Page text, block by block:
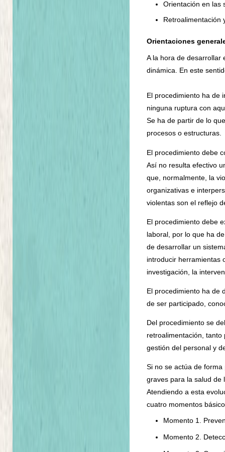
Orientación en las
Retroalimentación
Orientaciones
A la hora de desarrollar
dinámica. En este
El procedimiento ha de
ninguna ruptura con
Se ha de partir de lo
procesos o estructuras.
El procedimiento debe
Así no resulta efectivo
que, normalmente, la
organizativas e
violentas son el reflejo
El procedimiento debe
laboral, por lo que ha
de desarrollar un
introducir herramientas
investigación, la
El procedimiento ha de
de ser participado,
Del procedimiento se
retroalimentación,
gestión del personal y
Si no se actúa de
graves para la salud de
Atendiendo a esta
cuatro momentos
Momento 1.
Momento 2.